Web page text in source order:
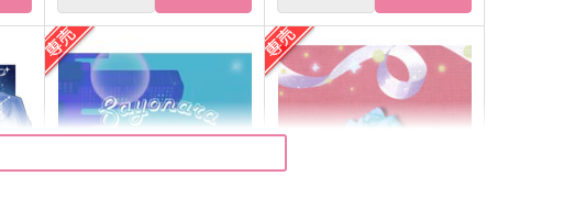
アナタのアイドル
おにぎりにぎって
787円（税込）
とどけっ！
甘く、続く
629